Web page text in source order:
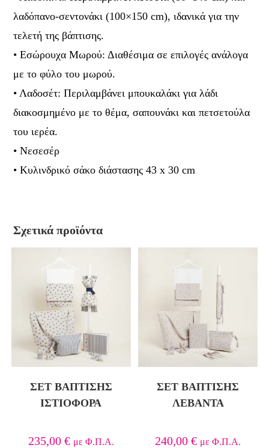
λαδόπανο-σεντονάκι (100×150 cm), ιδανικά για την
τελετή της βάπτισης.
• Εσώρουχα Μωρού: Διαθέσιμα σε επιλογές ανάλογα
με το φύλο του μωρού.
• Λαδοσέτ: Περιλαμβάνει μπουκαλάκι για λάδι
διακοσμημένο με το θέμα, σαπουνάκι και πετσετούλα
του ιερέα.
• Νεσεσέρ
• Κυλινδρικό σάκο διάστασης 43 x 30 cm
Σχετικά προϊόντα
ΣΕΤ ΒΑΠΤΙΣΗΣ
ΙΣΤΙΟΦΟΡΑ
235,00 € με Φ.Π.Α.
ΣΕΤ ΒΑΠΤΙΣΗΣ
ΛΕΒΑΝΤΑ
240,00€ με Φ.Π.Α.